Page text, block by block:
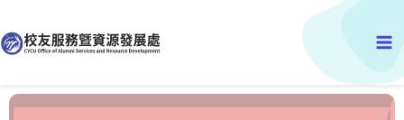
至
主
內